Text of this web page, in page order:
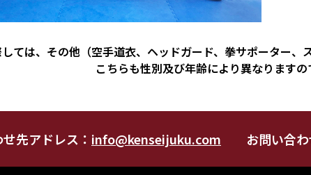
ては、その他（空手道衣、ヘッドガード、拳サポーター、
こちらも性別及び年齢により異なりますの
先アドレス： info@kenseijuku.com お問い合